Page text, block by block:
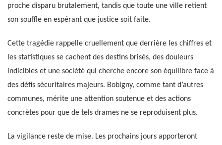
proche disparu brutalement, tandis que toute une ville retient
son souffle en espérant que justice soit faite.
Cette tragédie rappelle cruellement que derrière les chiffres et
les statistiques se cachent des destins brisés, des douleurs
indicibles et une société qui cherche encore son équilibre face à
des défis sécuritaires majeurs. Bobigny, comme tant d’autres
communes, mérite une attention soutenue et des actions
concrètes pour que de tels drames ne se reproduisent plus.
La vigilance reste de mise. Les prochains jours apporteront